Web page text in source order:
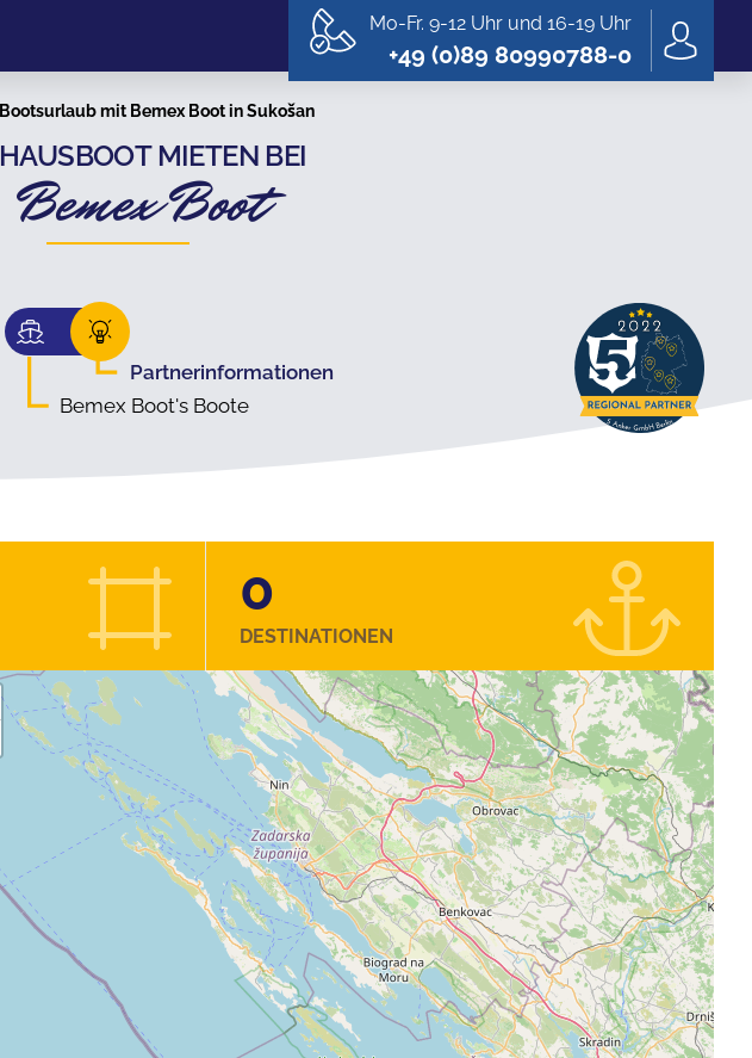
Mo-Fr. 9-12 Uhr und 16-19 Uhr
+49 (0)89 80990788-0
Bootsurlaub mit Bemex Boot in Sukošan
HAUSBOOT MIETEN BEI
Bemex Boot
Partnerinformationen
Bemex Boot's Boote
0
DESTINATIONEN